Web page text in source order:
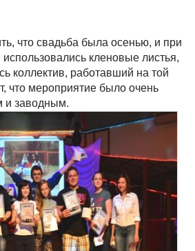
что свадьба была осенью, и при
кленовые листья,
коллектив, работавший на той
что мероприятие было очень
и заводным.